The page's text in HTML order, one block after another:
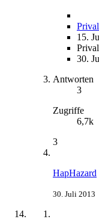
15.
30.
Antworten
3
Zugriffe
6,7k
3
HapHazard
30. Juli 2013